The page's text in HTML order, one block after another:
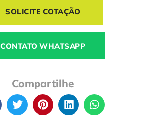
SOLICITE COTAÇÃO
CONTATO WHATSAPP
Compartilhe